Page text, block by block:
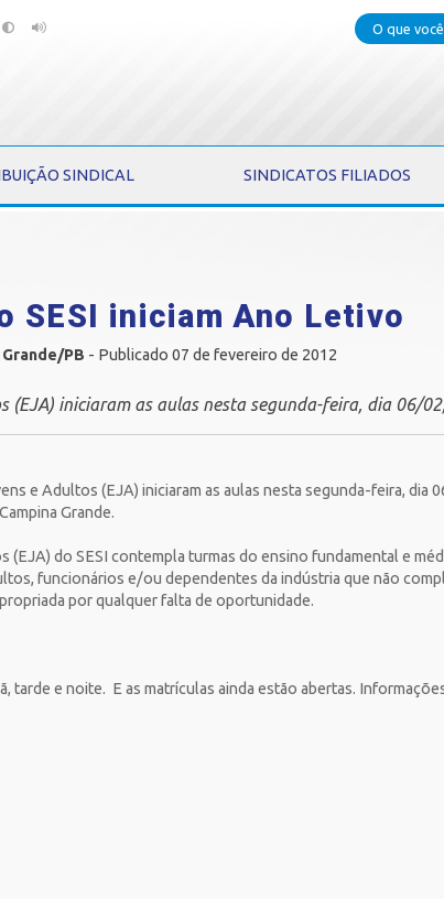
SINDICAL SINDICATOS FILIADOS
SESI iniciam Ano Letivo
PB - Publicado 07 de fevereiro de 2012
(EJA) iniciaram as aulas nesta segunda-feira, dia 06/
e Adultos (EJA) iniciaram as aulas nesta segunda-feira, dia
Grande.
(EJA) do SESI contempla turmas do ensino fundamental e
funcionários e/ou dependentes da indústria que não
por qualquer falta de oportunidade.
tarde e noite. E as matrículas ainda estão abertas.